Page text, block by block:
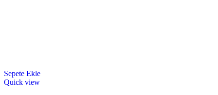
Sepete Ekle
Quick view